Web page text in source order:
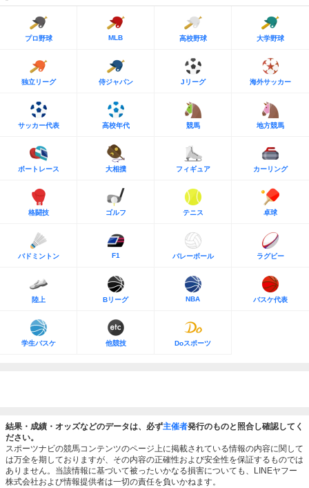
プロ野球 MLB 高校野球 大学野球
独立リーグ 侍ジャパン Jリーグ 海外サッカー
サッカー代表 高校年代 競馬 地方競馬
ボートレース 大相撲 フィギュア カーリング
格闘技 ゴルフ テニス 卓球
バドミントン F1 バレーボール ラグビー
陸上 Bリーグ NBA バスケ代表
学生バスケ 他競技 Doスポーツ
結果・成績・オッズなどのデータは、必ず主催者発行のものと照合し確認してく
ださい。
スポーツナビの競馬コンテンツのページ上に掲載されている情報の内容に関して
は万全を期しておりますが、その内容の正確性および安全性を保証するものでは
ありません。当該情報に基づいて被ったいかなる損害についても、LINEヤフー
株式会社および情報提供者は一切の責任を負いかねます。